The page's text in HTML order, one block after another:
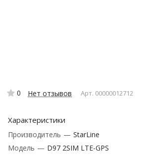
0 Нет отзывов Арт. 00000012712
Характеристики
Производитель — StarLine
Модель — D97 2SIM LTE-GPS